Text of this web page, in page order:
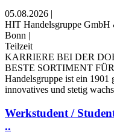
05.08.2026 |
HIT Handelsgruppe
Bonn |
Teilzeit
KARRIERE BEI DER
BESTE SORTIMENT
Handelsgruppe ist ein 1901
innovatives und stetig
Werkstudent /
..